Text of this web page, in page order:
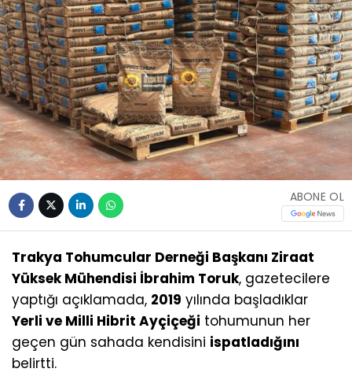
ABONE OL
Trakya Tohumcular Derneği Başkanı Ziraat
Yüksek Mühendisi İbrahim Toruk, gazetecilere
yaptığı açıklamada, 2019 yılında başladıklar
Yerli ve Milli Hibrit Ayçiçeği tohumunun her
geçen gün sahada kendisini ispatladığını
belirtti.